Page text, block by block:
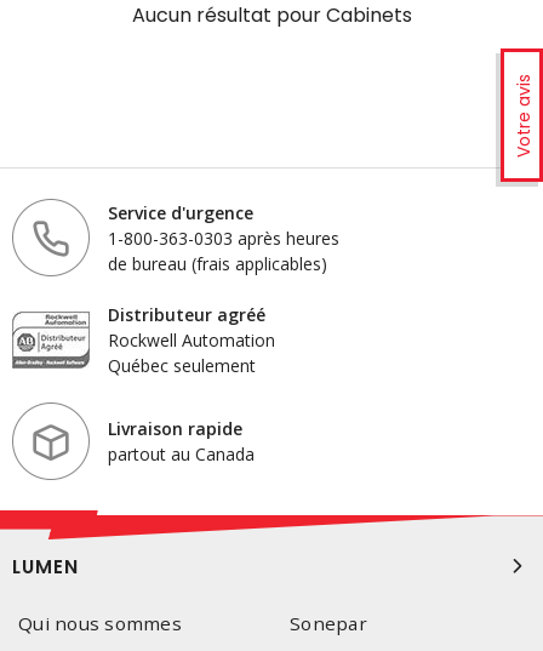
Votre avis
Aucun résultat pourCabinets
Service d'urgence
1-800-363-0303 après heures
de bureau (frais applicables)
Distributeur agréé
Rockwell Automation
Québec seulement
Livraison rapide
partout au Canada
LUMEN
Qui nous sommes
Sonepar